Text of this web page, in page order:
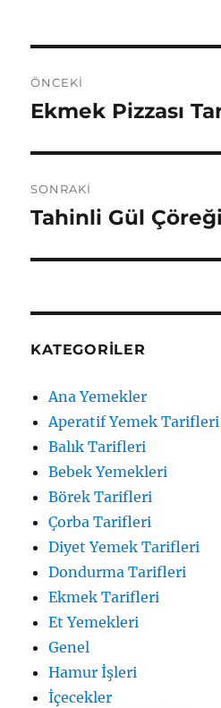
gezinmesi
ÖNCEKI
Önceki
Ekmek Pizzası
SONRAKI
Sonraki
Tahinli Gül
KATEGORILER
Ana Yemekler
Aperatif Yemek Tarifleri
Balık Tarifleri
Bebek Yemekleri
Börek Tarifleri
Çorba Tarifleri
Diyet Yemek Tarifleri
Dondurma Tarifleri
Ekmek Tarifleri
Et Yemekleri
Genel
Hamur İşleri
İçecekler